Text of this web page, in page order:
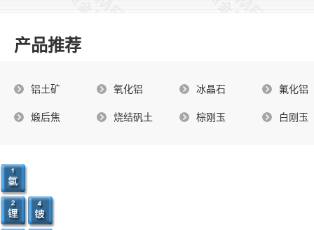
产品推荐
铝土矿 氧化铝 冰晶石 氟化铝
煅后焦 烧结矾土 棕刚玉 白刚玉